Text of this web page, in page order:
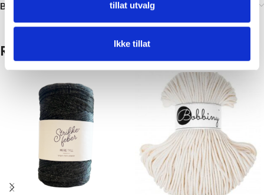
tillat utvalg
Ikke tillat
Brand
Relaterte produkter